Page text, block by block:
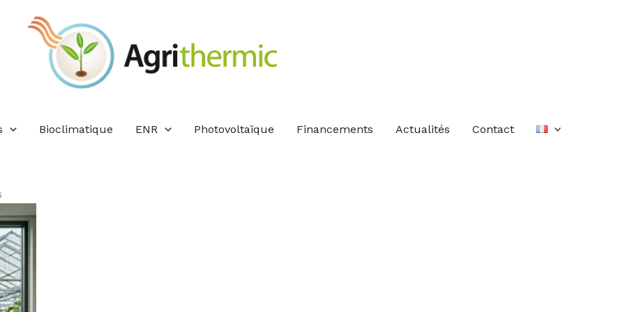
Bioclimatique ENR Photovoltaïque Financements Actualités Contact